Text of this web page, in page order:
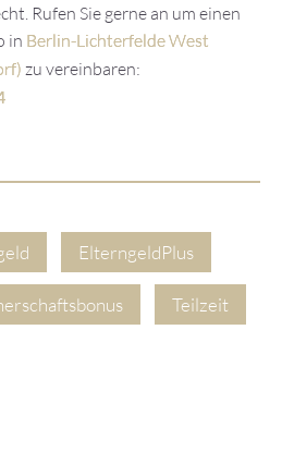
Rufen Sie gerne an um einen
in Berlin-Lichterfelde West
zu vereinbaren:
ElterngeldPlus
Teilzeit